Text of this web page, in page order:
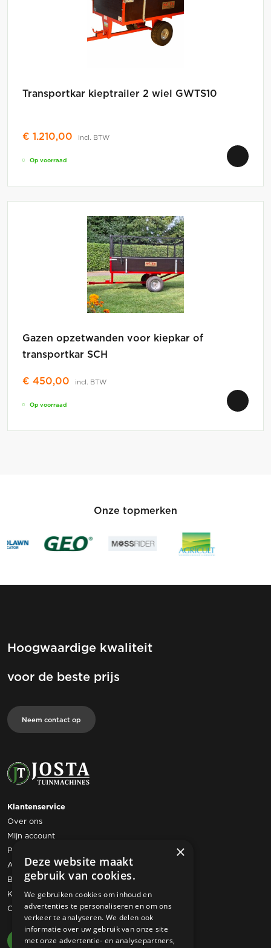
Transportkar kieptrailer 2 wiel GWTS10
€ 1.210,00 incl. BTW
Op voorraad
Gazen opzetwanden voor kiepkar of
transportkar SCH
€ 450,00 incl. BTW
Op voorraad
Onze topmerken
Hoogwaardige kwaliteit
voor de beste prijs
Neem contact op
Klantenservice
Over ons
Mijn account
Privacy statement
Algemene voorwaarden
Bestelling retourneren
Klachtenregeling
Contact
×
Deze website maakt
gebruik van cookies.
We gebruiken cookies om inhoud en
advertenties te personaliseren en om ons
verkeer te analyseren. We delen ook
informatie over uw gebruik van onze site
met onze advertentie- en analysepartners,